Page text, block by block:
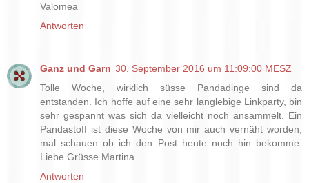
Valomea
Antworten
Ganz und Garn 30. September 2016 um 11:09:00 MESZ
Tolle Woche, wirklich süsse Pandadinge sind da
entstanden. Ich hoffe auf eine sehr langlebige Linkparty, bin
sehr gespannt was sich da vielleicht noch ansammelt. Ein
Pandastoff ist diese Woche von mir auch vernäht worden,
mal schauen ob ich den Post heute noch hin bekomme.
Liebe Grüsse Martina
Antworten